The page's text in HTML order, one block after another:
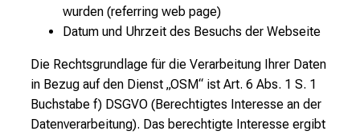
wurden (referring web page)
Datum und Uhrzeit des Besuchs der Webseite
Die Rechtsgrundlage für die Verarbeitung Ihrer Daten
in Bezug auf den Dienst „OSM“ ist Art. 6 Abs. 1 S. 1
Buchstabe f) DSGVO (Berechtigtes Interesse an der
Datenverarbeitung). Das berechtigte Interesse ergibt